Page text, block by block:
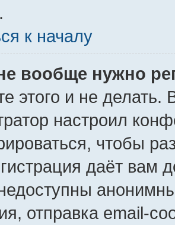
к началу
вообще нужно
этого и не делать.
настроил
чтобы
даёт вам
отправка email-